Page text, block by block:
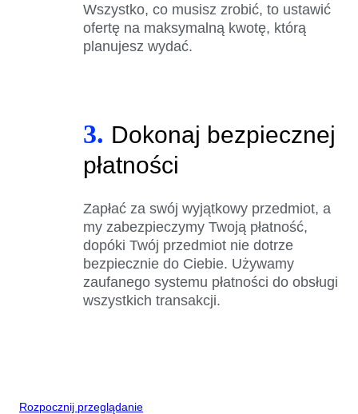
Wszystko, co musisz zrobić, to ustawić
ofertę na maksymalną kwotę, którą
planujesz wydać.
3. Dokonaj bezpiecznej
płatności
Zapłać za swój wyjątkowy przedmiot, a
my zabezpieczymy Twoją płatność,
dopóki Twój przedmiot nie dotrze
bezpiecznie do Ciebie. Używamy
zaufanego systemu płatności do obsługi
wszystkich transakcji.
Rozpocznij przeglądanie